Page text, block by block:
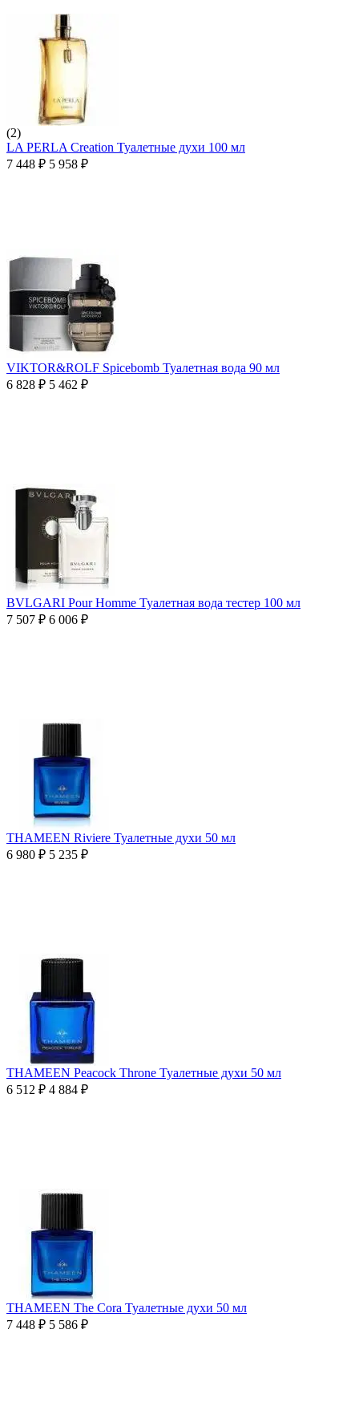
(2)
LA PERLA Creation Туалетные духи 100 мл
7 448 ₽ 5 958 ₽
VIKTOR&ROLF Spicebomb Туалетная вода 90 мл
6 828 ₽ 5 462 ₽
BVLGARI Pour Homme Туалетная вода тестер 100 мл
7 507 ₽ 6 006 ₽
THAMEEN Riviere Туалетные духи 50 мл
6 980 ₽ 5 235 ₽
THAMEEN Peacock Throne Туалетные духи 50 мл
6 512 ₽ 4 884 ₽
THAMEEN The Cora Туалетные духи 50 мл
7 448 ₽ 5 586 ₽